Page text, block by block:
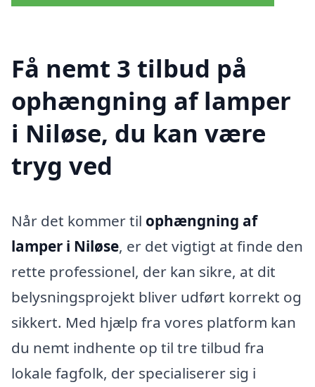
Få nemt 3 tilbud på
ophængning af lamper
i Niløse, du kan være
tryg ved
Når det kommer til ophængning af
lamper i Niløse, er det vigtigt at finde den
rette professionel, der kan sikre, at dit
belysningsprojekt bliver udført korrekt og
sikkert. Med hjælp fra vores platform kan
du nemt indhente op til tre tilbud fra
lokale fagfolk, der specialiserer sig i